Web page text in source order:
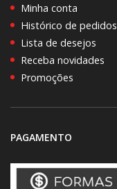
Minha conta
Histórico de pedidos
Lista de desejos
Receba novidades
Promoções
PAGAMENTO